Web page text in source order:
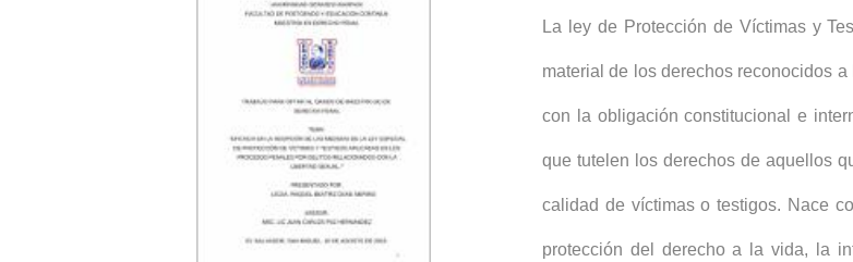
La ley de Protección de Víctimas y
material de los derechos reconocidos
con la obligación constitucional e
que tutelen los derechos de aquellos
calidad de víctimas o testigos. Nace
protección del derecho a la vida, la